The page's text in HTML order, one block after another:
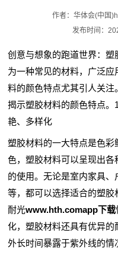
作者：华体会(中国
发布时间：
创意与想象的跑道世界：
为一种常见的材料，广泛
料的颜色特点尤其引人关注
揭示塑胶材料的颜色特点。
艳、多样化
塑胶材料的一大特点是色
色，塑胶材料可以呈现出
的使用。无论是室内家具
等，都可以选择适合的塑
耐光www.hth.comapp下载
化，塑胶材料还具有优异
外长时间暴露于紫外线的